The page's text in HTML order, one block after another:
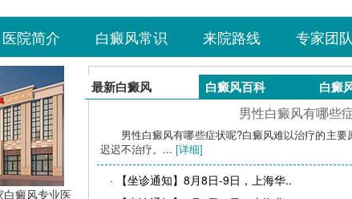
医院简介 白癜风常识 来院路线 专家团队
癜风专业医
最新白癜风 白癜风百科 白癜
男性白癜风有哪些
男性白癜风有哪些症状呢?白癜风难以治疗的主
迟迟不治疗。... [详细]
· 【坐诊通知】8月8日-9日，上海华..